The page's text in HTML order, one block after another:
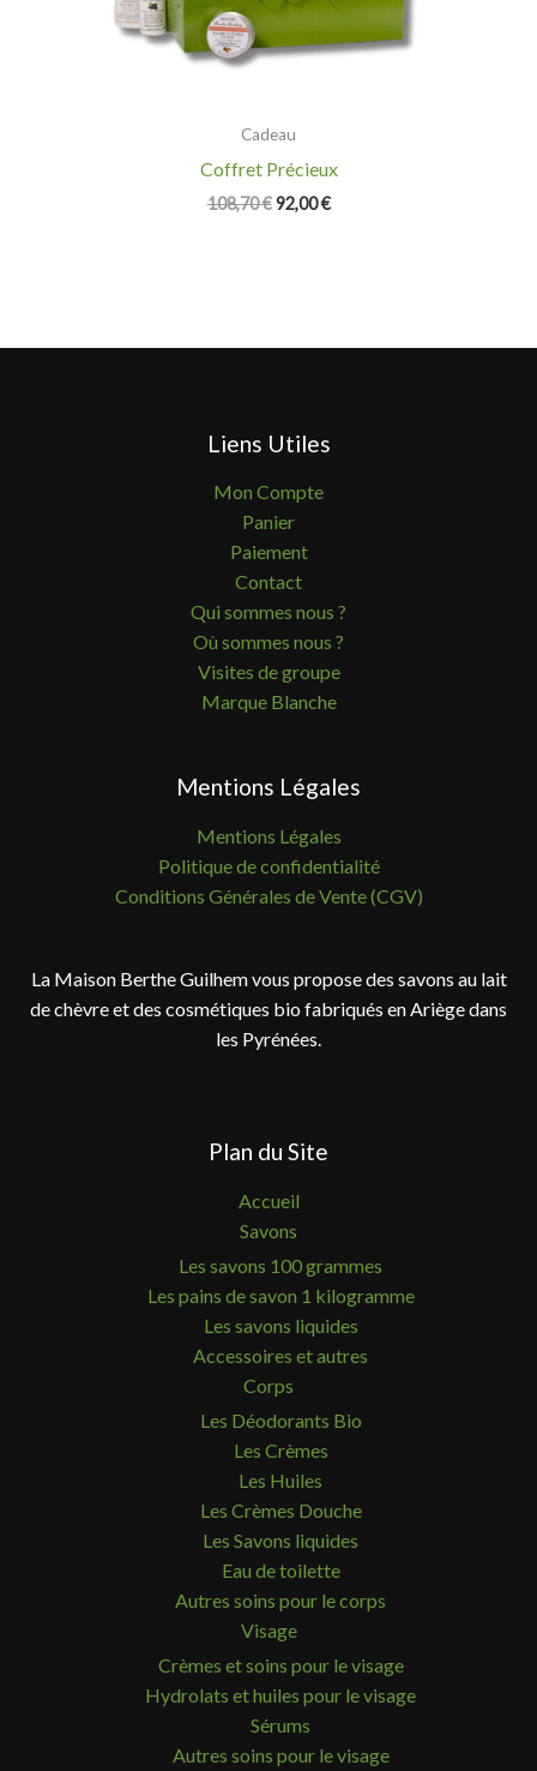
Cadeau
Coffret Précieux
108,70€ 92,00€
Liens Utiles
Mon Compte
Panier
Paiement
Contact
Qui sommes nous ?
Où sommes nous ?
Visites de groupe
Marque Blanche
Mentions Légales
Mentions Légales
Politique de confidentialité
Conditions Générales de Vente (CGV)
La Maison Berthe Guilhem vous propose des savons au lait
de chèvre et des cosmétiques bio fabriqués en Ariège dans
les Pyrénées.
Plan du Site
Accueil
Savons
Les savons 100 grammes
Les pains de savon 1 kilogramme
Les savons liquides
Accessoires et autres
Corps
Les Déodorants Bio
Les Crèmes
Les Huiles
Les Crèmes Douche
Les Savons liquides
Eau de toilette
Autres soins pour le corps
Visage
Crèmes et soins pour le visage
Hydrolats et huiles pour le visage
Sérums
Autres soins pour le visage